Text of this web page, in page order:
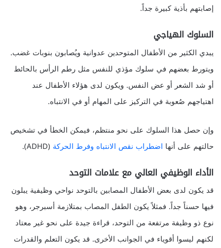
إصابتهم بأذية كبيرة جداً.
السلوك الهياجي
يبدي الكثير من الأطفال المتوحدين عدوانية ويُصابون بنوبات غضب.
ويتورط بعضهم في سلوك مؤذي للنفس مثل رطم الرأس بالحائط
أو شد الشعر أو عض النفس. ويكون لدى هؤلاء الأطفال عند
اهتياجهم صُعوبة في التركيز على المهام أو في الانتباه.
وإن حصل هذا السلوك على نحو منتظم، فيمكن الخطأ في تشخيص
حالتهم على أنها اضطراب نقص الانتباه وفرط الحركة (ADHD).
الأداء الوظيفي العالي مع علامات التوحد
قد يكون لدى بعض الأطفال المصابين بالتوحد نواحي وظيفية يبلون
فيها حسناً جداً. فمثلاً يكون الطفل المصاب بمتلازمة أسبرجر، وهو
نوع ذو وظيفة مرتفعة من التوحد، قراءة جيدة على نحو غير معتاد
لكنهم ليسوا أقوياء في الجوانب الأخرى. قد يكون التعلم والقدرات